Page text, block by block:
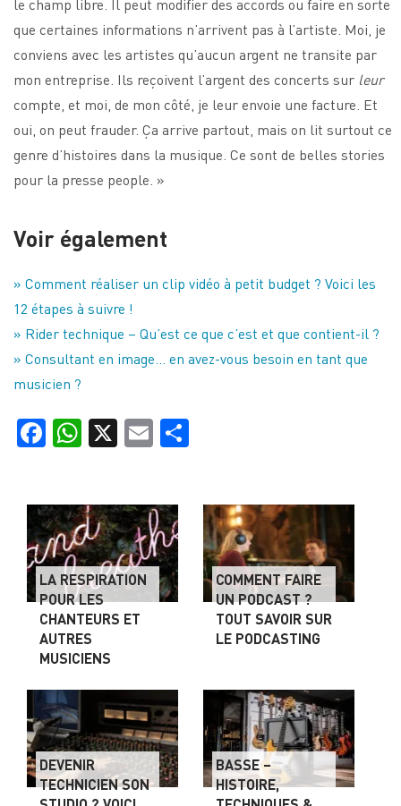
le champ libre. Il peut modifier des accords ou faire en sorte
que certaines informations n’arrivent pas à l’artiste. Moi, je
conviens avec les artistes qu’aucun argent ne transite par
mon entreprise. Ils reçoivent l’argent des concerts sur leur
compte, et moi, de mon côté, je leur envoie une facture. Et
oui, on peut frauder. Ça arrive partout, mais on lit surtout ce
genre d’histoires dans la musique. Ce sont de belles stories
pour la presse people. »
Voir également
» Comment réaliser un clip vidéo à petit budget ? Voici les
12 étapes à suivre !
» Rider technique – Qu’est ce que c’est et que contient-il ?
» Consultant en image… en avez-vous besoin en tant que
musicien ?
FacebookWhatsApp Email
LA RESPIRATION
POUR LES
CHANTEURS ET
AUTRES
MUSICIENS
COMMENT FAIRE
UN PODCAST ?
TOUT SAVOIR SUR
LE PODCASTING
DEVENIR
TECHNICIEN SON
BASSE –
HISTOIRE,